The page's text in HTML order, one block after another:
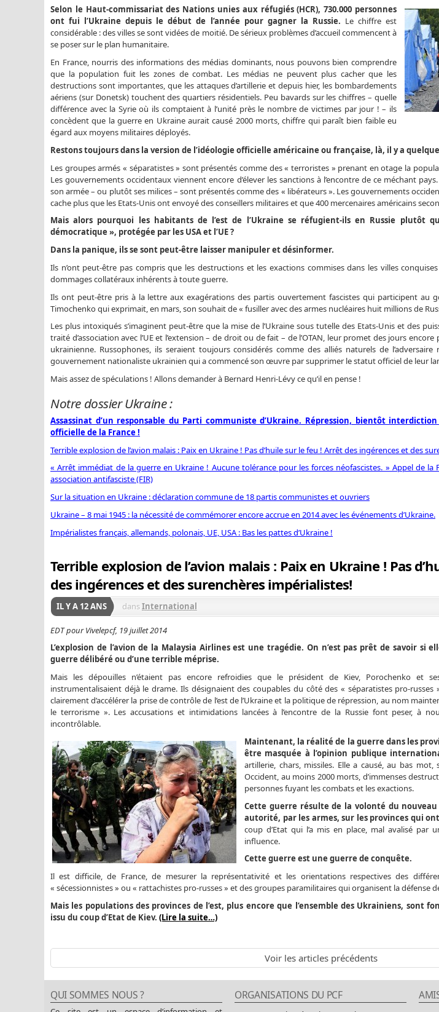
Selon le Haut-commissariat des Nations unies aux réfugiés (HCR), 730.000 personnes
ont fui l’Ukraine depuis le début de l’année pour gagner la Russie. Le chiffre est
considérable : des villes se sont vidées de moitié. De sérieux problèmes d’accueil commencent à
se poser sur le plan humanitaire.
En France, nourris des informations des médias dominants, nous pouvons bien comprendre
que la population fuit les zones de combat. Les médias ne peuvent plus cacher que les
destructions sont importantes, que les attaques d’artillerie et depuis hier, les bombardements
aériens (sur Donetsk) touchent des quartiers résidentiels. Peu bavards sur les chiffres – quelle
différence avec la Syrie où ils comptaient à l’unité près le nombre de victimes par jour ! – ils
concèdent que la guerre en Ukraine aurait causé 2000 morts, chiffre qui paraît bien faible eu
égard aux moyens militaires déployés.
Restons toujours dans la version de l’idéologie officielle américaine ou française, là, il y a
Les groupes armés « séparatistes » sont présentés comme des « terroristes » prenant en otage la
Les gouvernements occidentaux viennent encore d’élever les sanctions à l’encontre de ce méchant
son armée – ou plutôt ses milices – sont présentés comme des « libérateurs ». Les gouvernements
cache plus que les Etats-Unis ont envoyé des conseillers militaires et que 400 mercenaires américains
Mais alors pourquoi les habitants de l’est de l’Ukraine se réfugient-ils en Russie plutôt
démocratique », protégée par les USA et l’UE ?
Dans la panique, ils se sont peut-être laisser manipuler et désinformer.
Ils n’ont peut-être pas compris que les destructions et les exactions commises dans les villes
dommages collatéraux inhérents à toute guerre.
Ils ont peut-être pris à la lettre aux exagérations des partis ouvertement fascistes qui participent au
Timochenko qui exprimait, en mars, son souhait de « fusiller avec des armes nucléaires huit millions de
Les plus intoxiqués s’imaginent peut-être que la mise de l’Ukraine sous tutelle des Etats-Unis et des
traité d’association avec l’UE et l’extension – de droit ou de fait – de l’OTAN, leur promet des jours
ukrainienne. Russophones, ils seraient toujours considérés comme des alliés naturels de
gouvernement nationaliste ukrainien qui a commencé son œuvre par supprimer le statut officiel de leur
Mais assez de spéculations ! Allons demander à Bernard Henri-Lévy ce qu’il en pense !
Notre dossier Ukraine :
Assassinat d’un responsable du Parti communiste d’Ukraine. Répression, bientôt
officielle de la France !
Terrible explosion de l’avion malais : Paix en Ukraine ! Pas d’huile sur le feu ! Arrêt des ingérences et des
« Arrêt immédiat de la guerre en Ukraine ! Aucune tolérance pour les forces néofascistes. » Appel de
association antifasciste (FIR)
Sur la situation en Ukraine : déclaration commune de 18 partis communistes et ouvriers
Ukraine – 8 mai 1945 : la nécessité de commémorer encore accrue en 2014 avec les événements d’Ukraine.
Impérialistes français, allemands, polonais, UE, USA : Bas les pattes d’Ukraine !
Terrible explosion de l’avion malais : Paix en Ukraine ! Pas
des ingérences et des surenchères impérialistes!
IL Y A 12 ANS dansInternational
EDT pour Vivelepcf, 19 juillet 2014
L’explosion de l’avion de la Malaysia Airlines est une tragédie. On n’est pas prêt de savoir si
guerre délibéré ou d’une terrible méprise.
Mais les dépouilles n’étaient pas encore refroidies que le président de Kiev, Porochenko et
instrumentalisaient déjà le drame. Ils désignaient des coupables du côté des « séparatistes pro-
clairement d’accélérer la prise de contrôle de l’est de l’Ukraine et la politique de répression, au nom
le terrorisme ». Les accusations et intimidations lancées à l’encontre de la Russie font peser, à
incontrôlable.
Maintenant, la réalité de la guerre dans les
être masquée à l’opinion publique
artillerie, chars, missiles. Elle a causé, au bas
Occident, au moins 2000 morts, d’immenses
personnes fuyant les combats et les exactions.
Cette guerre résulte de la volonté du
autorité, par les armes, sur les provinces qui
coup d’Etat qui l’a mis en place, mal avalisé par
influence.
Cette guerre est une guerre de conquête.
Il est difficile, de France, de mesurer la représentativité et les orientations respectives des
« sécessionnistes » ou « rattachistes pro-russes » et des groupes paramilitaires qui organisent la défense
Mais les populations des provinces de l’est, plus encore que l’ensemble des Ukrainiens, sont
issu du coup d’Etat de Kiev. (Lire la suite…)
Voir les articles précédents
QUI SOMMES NOUS ? ORGANISATIONS DU PCF